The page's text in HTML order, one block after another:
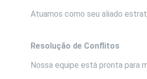
Atuamos como seu aliado
Resolução de Conflitos
Nossa equipe está pronta para